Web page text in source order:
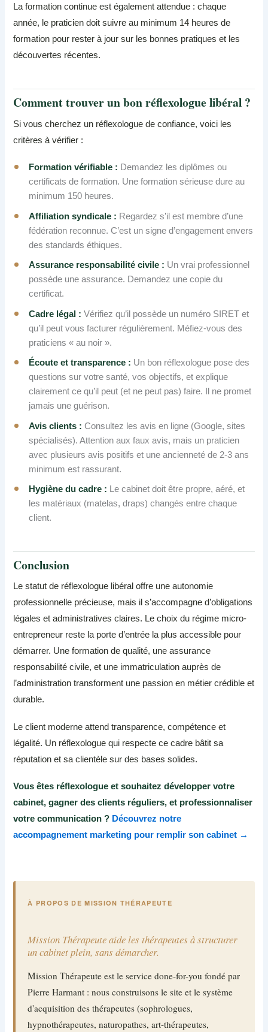
La formation continue est également attendue : chaque
année, le praticien doit suivre au minimum 14 heures de
formation pour rester à jour sur les bonnes pratiques et les
découvertes récentes.
Comment trouver un bon réflexologue libéral ?
Si vous cherchez un réflexologue de confiance, voici les
critères à vérifier :
Formation vérifiable : Demandez les diplômes ou
certificats de formation. Une formation sérieuse dure au
minimum 150 heures.
Affiliation syndicale : Regardez s’il est membre d’une
fédération reconnue. C’est un signe d’engagement envers
des standards éthiques.
Assurance responsabilité civile : Un vrai professionnel
possède une assurance. Demandez une copie du
certificat.
Cadre légal : Vérifiez qu’il possède un numéro SIRET et
qu’il peut vous facturer régulièrement. Méfiez-vous des
praticiens « au noir ».
Écoute et transparence : Un bon réflexologue pose des
questions sur votre santé, vos objectifs, et explique
clairement ce qu’il peut (et ne peut pas) faire. Il ne promet
jamais une guérison.
Avis clients : Consultez les avis en ligne (Google, sites
spécialisés). Attention aux faux avis, mais un praticien
avec plusieurs avis positifs et une ancienneté de 2-3 ans
minimum est rassurant.
Hygiène du cadre : Le cabinet doit être propre, aéré, et
les matériaux (matelas, draps) changés entre chaque
client.
Conclusion
Le statut de réflexologue libéral offre une autonomie
professionnelle précieuse, mais il s’accompagne d’obligations
légales et administratives claires. Le choix du régime micro-
entrepreneur reste la porte d’entrée la plus accessible pour
démarrer. Une formation de qualité, une assurance
responsabilité civile, et une immatriculation auprès de
l’administration transforment une passion en métier crédible et
durable.
Le client moderne attend transparence, compétence et
légalité. Un réflexologue qui respecte ce cadre bâtit sa
réputation et sa clientèle sur des bases solides.
Vous êtes réflexologue et souhaitez développer votre
cabinet, gagner des clients réguliers, et professionnaliser
votre communication ? Découvrez notre
accompagnement marketing pour remplir son cabinet →
À PROPOS DE MISSION THÉRAPEUTE
Mission Thérapeute aide les thérapeutes à structurer
un cabinet plein, sans démarcher.
Mission Thérapeute est le service done-for-you fondé par
Pierre Harmant : nous construisons le site et le système
d'acquisition des thérapeutes (sophrologues,
hypnothérapeutes, naturopathes, art-thérapeutes,